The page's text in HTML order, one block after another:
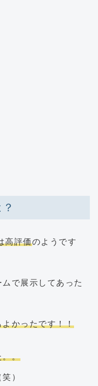
高評価のようです
で展示してあった
かったです！！
。。
）